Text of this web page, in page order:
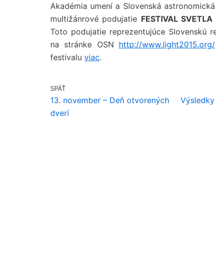
Akadémia umení a Slovenská
multižánrové podujatie FESTIVAL
Toto podujatie reprezentujúce Slovenskú
na stránke OSN http://www.light2015.org/
festivalu viac.
SPÄŤ
13. november – Deň otvorených
dverí